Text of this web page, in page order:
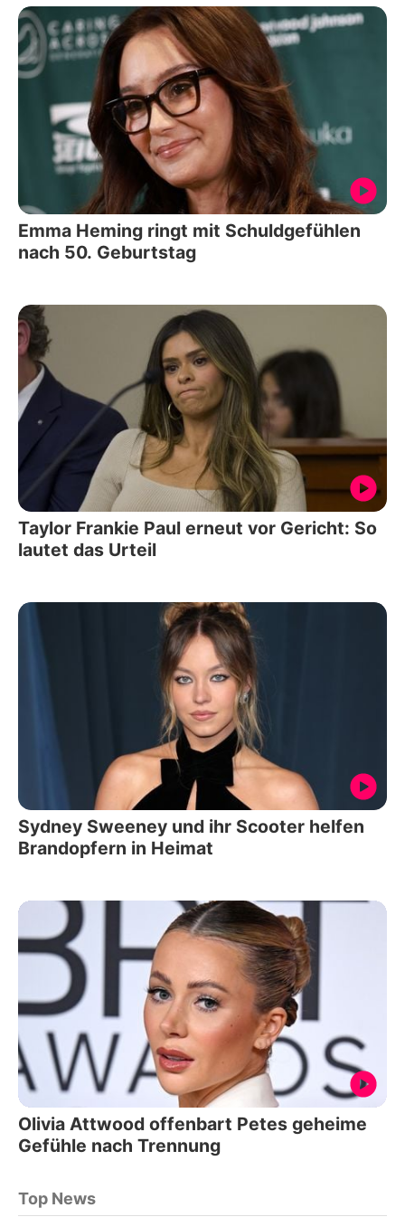
Emma Heming ringt mit Schuldgefühlen
nach 50. Geburtstag
Taylor Frankie Paul erneut vor Gericht: So
lautet das Urteil
Sydney Sweeney und ihr Scooter helfen
Brandopfern in Heimat
Olivia Attwood offenbart Petes geheime
Gefühle nach Trennung
Top News